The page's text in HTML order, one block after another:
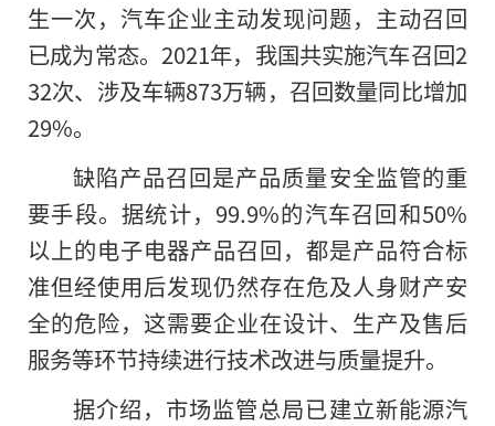
生一次，汽车企业主动发现问题，主动召回
已成为常态。2021年，我国共实施汽车召回2
32次、涉及车辆873万辆，召回数量同比增加
29%。
缺陷产品召回是产品质量安全监管的重
要手段。据统计，99.9%的汽车召回和50%
以上的电子电器产品召回，都是产品符合标
准但经使用后发现仍然存在危及人身财产安
全的危险，这需要企业在设计、生产及售后
服务等环节持续进行技术改进与质量提升。
据介绍，市场监管总局已建立新能源汽